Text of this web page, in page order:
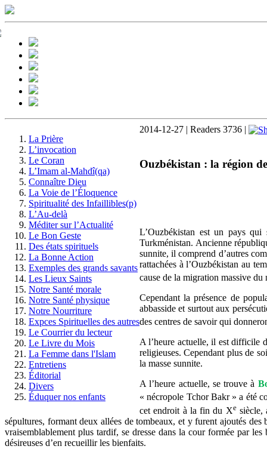
La Prière
L’invocation
Le Coran
L’Imam al-Mahdî(qa)
Connaître Dieu
La Voie de l’Éloquence
Spiritualité des Infaillibles(p)
L’Au-delà
Méditer sur l’Actualité
Le Bon Geste
Des états spirituels
La Bonne Action
Exemples des grands savants
Les Lieux Saints
Notre Santé morale
Notre Santé physique
Notre Nourriture
Expces Spirituelles des autres
Le Courrier du lecteur
Le Livre du Mois
La Femme dans l'Islam
Entretiens
Éditorial
Divers
Éduquer nos enfants
2014-12-27 | Readers 3736 |
Ouzbékistan : la région
L’Ouzbékistan est un pays qui
Turkménistan. Ancienne
sunnite, il comprend d’autres
rattachées à l’Ouzbékistan au
cause de la migration massive
Cependant la présence de
abbasside et surtout aux
des centres de savoir qui
A l’heure actuelle, il est difficile
religieuses. Cependant plus de
la masse sunnite.
A l’heure actuelle, se trouve à
« nécropole Tchor Bakr » a été
cet endroit à la fin du Xesiècle,
sépultures, formant deux allées de tombeaux, et y furent ajoutés
vraisemblablement plus tardif, se dresse dans la cour formée par les
désireuses d’en recueillir les bienfaits.